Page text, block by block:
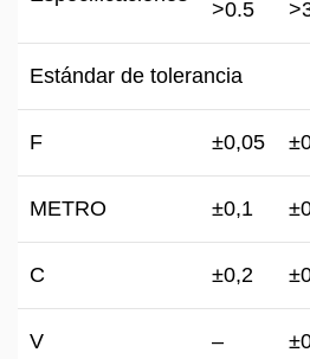
>0.5
Estándar de tolerancia
F ±0,05
METRO ±0,1
C ±0,2
V –